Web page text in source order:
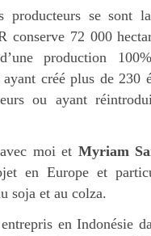
producteurs se sont
conserve 72 000
production
ayant créé plus de
ou ayant
moi et Myriam
en Europe et
soja et au colza.
en Indonésie